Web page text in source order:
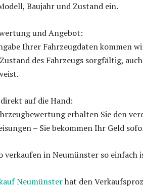
Baujahr und Zustand ein.
und Angebot:
Ihrer Fahrzeugdaten kommen
des Fahrzeugs sorgfältig,
auf die Hand:
erhalten Sie den
– Sie bekommen Ihr Geld
verkaufen in Neumünster so einfach
Neumünsterhat den